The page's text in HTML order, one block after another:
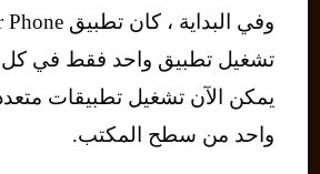
تشغيل تطبيق واحد فقط في كل
يمكن الآن تشغيل تطبيقات
واحد من سطح المكتب.